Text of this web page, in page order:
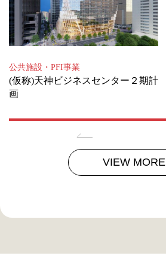
公共施設・PFI事業
(仮称)天神ビジネスセンター２期計
画
VIEW MORE